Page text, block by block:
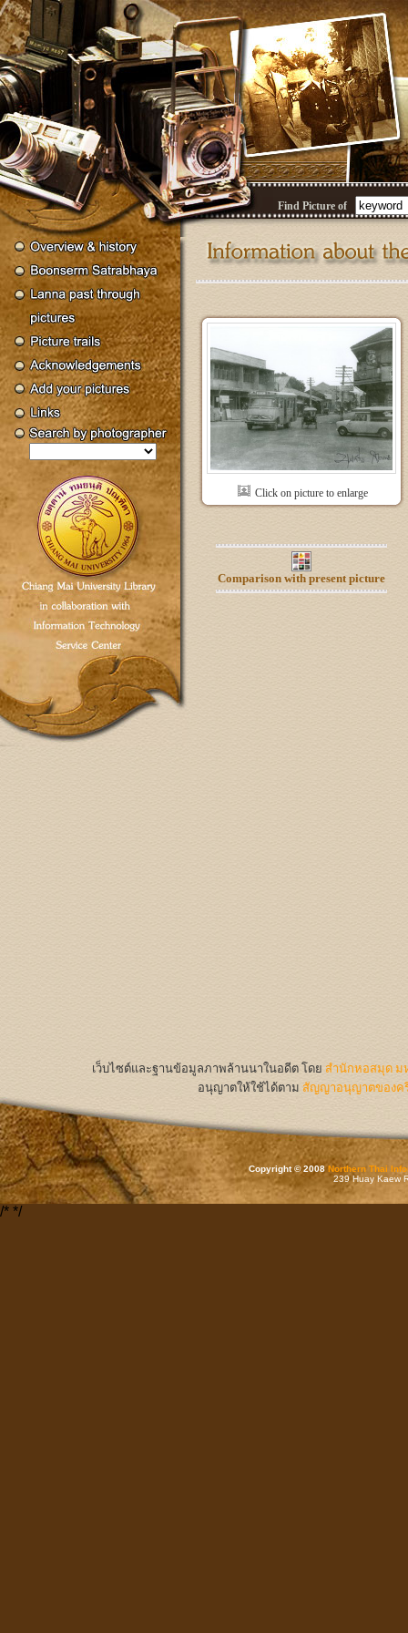
Find Picture of
Click on picture to enlarge
Comparison with present picture
เว็บไซต์และฐานข้อมูลภาพล้านนาในอดีต โดย สำนักหอสมุด ม
อนุญาตให้ใช้ได้ตาม สัญญาอนุญาตของค
Copyright © 2008Northern Thai
239 Huay Kaew
/* */